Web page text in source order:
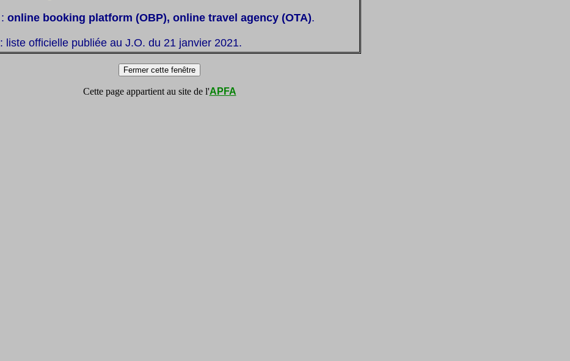
: online booking platform (OBP), online travel agency (OTA).
: liste officielle publiée au J.O. du 21 janvier 2021.
Cette page appartient au site de l'APFA